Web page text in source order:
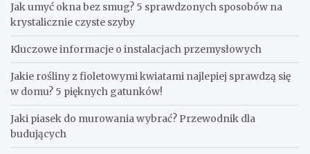
Jak umyć okna bez smug? 5 sprawdzonych sposobów na
krystalicznie czyste szyby
Kluczowe informacje o instalacjach przemysłowych
Jakie rośliny z fioletowymi kwiatami najlepiej sprawdzą się
w domu? 5 pięknych gatunków!
Jaki piasek do murowania wybrać? Przewodnik dla
budujących